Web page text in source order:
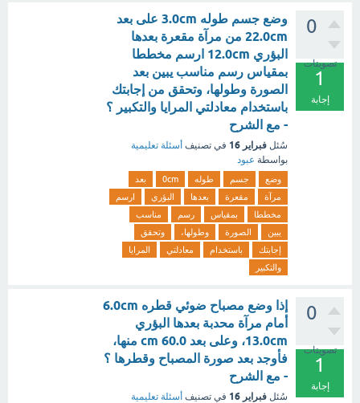
0
تصويتات
1
إجابة
وضع جسم طوله 3.0cm على بعد
22.0cm من مرآة مقعرة بعدها
البؤري 12.0cm ارسم مخططا
بمقياس رسم مناسب يبين بعد
الصورة وطولها، وتحقق من إجابتك
باستخدام معادلتي المرايا والتكبير ؟
- مع الشرح
سُئل فبراير 16 في تصنيف أسئلة تعليمية
بواسطة عبود
وضع جسم طوله 0cm
بعد
مرآة
مقعرة بعدها البؤري
ارسم
مخططا
بمقياس رسم
مناسب
يبين
الصورة وطولها،
وتحقق
إجابتك
باستخدام معادلتي
المرايا
والتكبير
0
تصويتات
1
إجابة
إذا وضع مصباح ضوئي قطره 6.0cm
أمام مرآة محدبة بعدها البؤري
13.0cm، وعلى بعد cm 60.0 منها،
فأوجد بعد صورة المصباح وقطرها ؟
- مع الشرح
سُئل فبراير 16 في تصنيف أسئلة تعليمية